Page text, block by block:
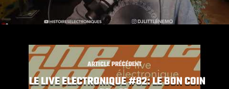
ARTICLE PRÉCÉDENT
LE LIVE ELECTRONIQUE #82: LE BON COIN